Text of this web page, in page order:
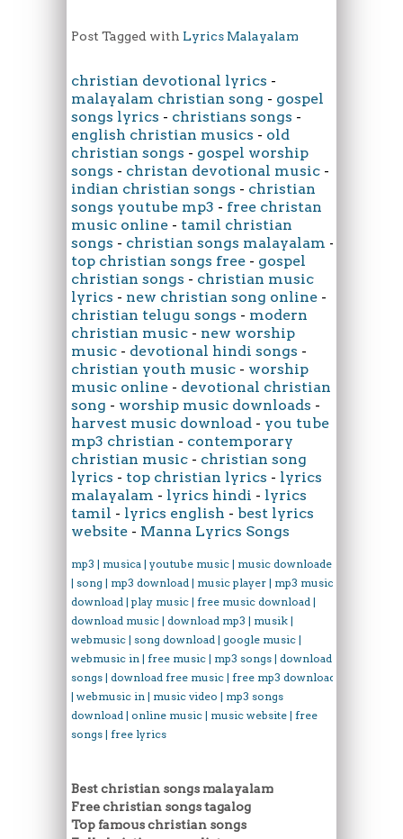
Post Tagged with Lyrics Malayalam
christian devotional lyrics -
malayalam christian song - gospel
songs lyrics - christians songs -
english christian musics - old
christian songs - gospel worship
songs - christan devotional music -
indian christian songs - christian
songs youtube mp3 - free christan
music online - tamil christian
songs - christian songs malayalam -
top christian songs free - gospel
christian songs - christian music
lyrics - new christian song online -
christian telugu songs - modern
christian music - new worship
music - devotional hindi songs -
christian youth music - worship
music online - devotional christian
song - worship music downloads -
harvest music download - you tube
mp3 christian - contemporary
christian music - christian song
lyrics - top christian lyrics - lyrics
malayalam - lyrics hindi - lyrics
tamil - lyrics english - best lyrics
website - Manna Lyrics Songs
mp3 | musica | youtube music | music downloader
| song | mp3 download | music player | mp3 music
download | play music | free music download |
download music | download mp3 | musik |
webmusic | song download | google music |
webmusic in | free music | mp3 songs | download
songs | download free music | free mp3 download
| webmusic in | music video | mp3 songs
download | online music | music website | free
songs | free lyrics
Best christian songs malayalam
Free christian songs tagalog
Top famous christian songs